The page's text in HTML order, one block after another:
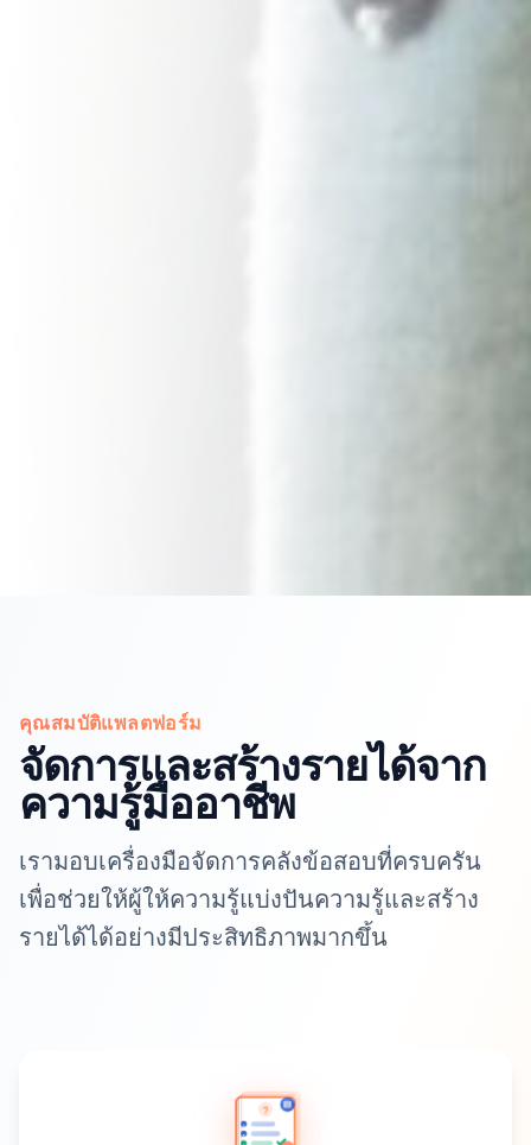
คุณสมบัติแพลตฟอร์ม
จัดการและสร้างรายได้จาก
ความรู้มืออาชีพ
เรามอบเครื่องมือจัดการคลังข้อสอบที่ครบครัน
เพื่อช่วยให้ผู้ให้ความรู้แบ่งปันความรู้และสร้าง
รายได้ได้อย่างมีประสิทธิภาพมากขึ้น